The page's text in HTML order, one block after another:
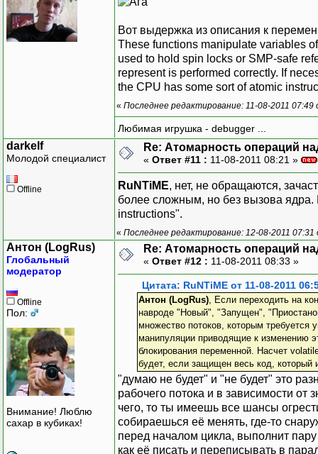
Вот выдержка из описания к
These functions manipulate variables
used to hold spin locks or SMP-safe
represent is performed correctly. If
the CPU has some sort of atomic
« Последнее редактирование: 11-08-2011 07:49
Любимая игрушка - debugger ...
darkelf
Молодой специалист
Offline
Re: Атомарность операций
« Ответ #11 : 11-08-2011 08:21 »
RuNTiME, нет, не обращаются,
более сложным, но без вызова ядра.
instructions".
« Последнее редактирование: 12-08-2011 07:31
Антон (LogRus)
Глобальный
модератор
Offline
Пол:
Внимание! Люблю
сахар в кубиках!
Re: Атомарность операций
« Ответ #12 : 11-08-2011 08:33 »
Цитата: RuNTiME от 11-08-2011
Антон (LogRus), Если переходить на
навроде "Новый", "Запущен",
множество потоков, которым
манипуляции приводящие к изменению
блокирования переменной. Насчет
будет, если защищен весь код, который
"думаю не будет" и "не будет" это
рабочего потока и в зависимости
чего, то ты имеешь все шансы
собираешься её менять, где-то
перед началом цикла, выполнит
как её писать и переписывать в